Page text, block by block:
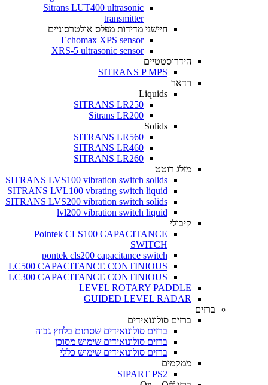
Sitrans LUT400 ultrasonic
transmitter
חיישני מדידות מפלס אולטרסוניים
Echomax XPS sensor
XRS-5 ultrasonic sensor
הידרוסטטיים
SITRANS P MPS
רדאר
Liquids
SITRANS LR250
Sitrans LR200
Solids
SITRANS LR560
SITRANS LR460
SITRANS LR260
מזלג רוטט
SITRANS LVS100 vibration switch solids
SITRANS LVL100 vbrating switch liquid
SITRANS LVS200 vibration switch solids
lvl200 vibration switch liquid
קיבולי
Pointek CLS100 CAPACITANCE
SWITCH
pontek cls200 capacitance switch
LC500 CAPACITANCE CONTINIOUS
LC300 CAPACITANCE CONTINIOUS
LEVEL ROTARY PADDLE
GUIDED LEVEL RADAR
ברזים
ברזים סולונואידים
ברזים סולונואידים שסתום בלחץ גבוה
ברזים סולונואידים שימוש מסוכן
ברזים סולונואידים שימוש כללי
ממקמים
SIPART PS2